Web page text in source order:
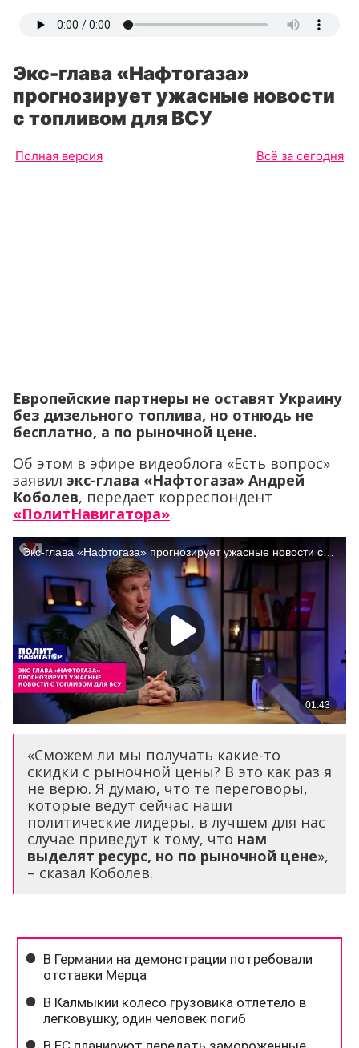
Экс-глава «Нафтогаза»
прогнозирует ужасные новости
с топливом для ВСУ
Полная версия Всё за сегодня
Европейские партнеры не оставят Украину
без дизельного топлива, но отнюдь не
бесплатно, а по рыночной цене.
Об этом в эфире видеоблога «Есть вопрос»
заявил экс-глава «Нафтогаза» Андрей
Коболев, передает корреспондент
«ПолитНавигатора».
«Сможем ли мы получать какие-то
скидки с рыночной цены? В это как раз я
не верю. Я думаю, что те переговоры,
которые ведут сейчас наши
политические лидеры, в лучшем для нас
случае приведут к тому, что нам
выделят ресурс, но по рыночной цене»,
– сказал Коболев.